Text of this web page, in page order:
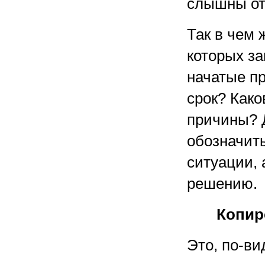
слышны
Так в чем
которых
начатые
срок?
причины?
ситуации,
решению.
Это, по-